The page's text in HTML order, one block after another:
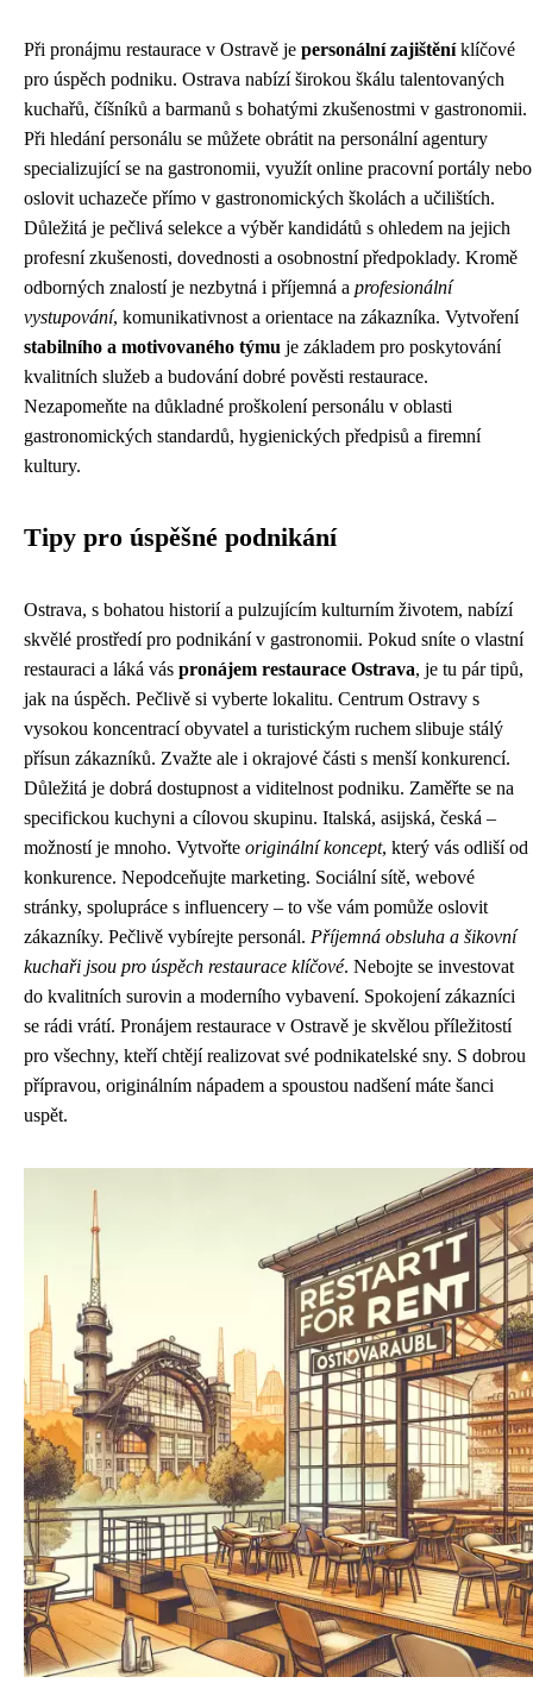
Při pronájmu restaurace v Ostravě je personální zajištěníklíčové
pro úspěch podniku. Ostrava nabízí širokou škálu talentovaných
kuchařů, číšníků a barmanů s bohatými zkušenostmi v gastronomii.
Při hledání personálu se můžete obrátit na personální agentury
specializující se na gastronomii, využít online pracovní portály nebo
oslovit uchazeče přímo v gastronomických školách a učilištích.
Důležitá je pečlivá selekce a výběr kandidátů s ohledem na jejich
profesní zkušenosti, dovednosti a osobnostní předpoklady. Kromě
odborných znalostí je nezbytná i příjemná a profesionální
vystupování, komunikativnost a orientace na zákazníka. Vytvoření
stabilního a motivovaného týmu je základem pro poskytování
kvalitních služeb a budování dobré pověsti restaurace.
Nezapomeňte na důkladné proškolení personálu v oblasti
gastronomických standardů, hygienických předpisů a firemní
kultury.
Tipy pro úspěšné podnikání
Ostrava, s bohatou historií a pulzujícím kulturním životem, nabízí
skvělé prostředí pro podnikání v gastronomii. Pokud sníte o vlastní
restauraci a láká vás pronájem restaurace Ostrava, je tu pár tipů,
jak na úspěch. Pečlivě si vyberte lokalitu. Centrum Ostravy s
vysokou koncentrací obyvatel a turistickým ruchem slibuje stálý
přísun zákazníků. Zvažte ale i okrajové části s menší konkurencí.
Důležitá je dobrá dostupnost a viditelnost podniku. Zaměřte se na
specifickou kuchyni a cílovou skupinu. Italská, asijská, česká –
možností je mnoho. Vytvořte originální koncept, který vás odliší od
konkurence. Nepodceňujte marketing. Sociální sítě, webové
stránky, spolupráce s influencery – to vše vám pomůže oslovit
zákazníky. Pečlivě vybírejte personál. Příjemná obsluha a šikovní
kuchaři jsou pro úspěch restaurace klíčové. Nebojte se investovat
do kvalitních surovin a moderního vybavení. Spokojení zákazníci
se rádi vrátí. Pronájem restaurace v Ostravě je skvělou příležitostí
pro všechny, kteří chtějí realizovat své podnikatelské sny. S dobrou
přípravou, originálním nápadem a spoustou nadšení máte šanci
uspět.